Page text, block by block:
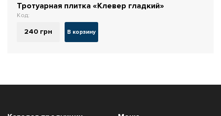
Тротуарная плитка «Клевер гладкий»
Код:
240 грн В корзину